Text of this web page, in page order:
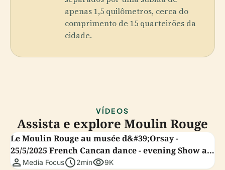
apenas 1,5 quilômetros, cerca do
comprimento de 15 quarteirões da
cidade.
VÍDEOS
Assista e explore Moulin Rouge
Le Moulin Rouge au musée d&#39;Orsay -
25/5/2025 French Cancan dance - evening Show at
the Museum
person Media Focusschedule2minvisibility9K